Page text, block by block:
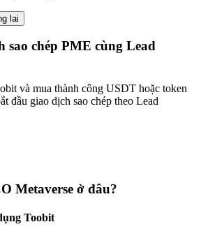
lai
sao chép PME cùng Lead
và mua thành công USDT hoặc token
đầu giao dịch sao chép theo Lead
Metaverse ở đâu?
Toobit